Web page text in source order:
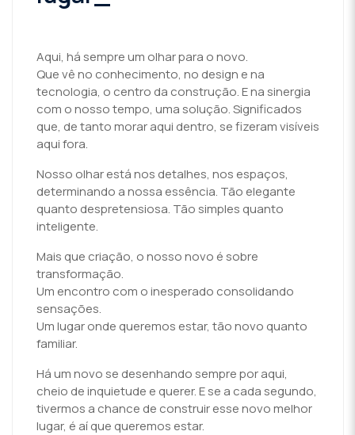
Aqui, há sempre um olhar para o novo.
Que vê no conhecimento, no design e na
tecnologia, o centro da construção. E na sinergia
com o nosso tempo, uma solução. Significados
que, de tanto morar aqui dentro, se fizeram visíveis
aqui fora.
Nosso olhar está nos detalhes, nos espaços,
determinando a nossa essência. Tão elegante
quanto despretensiosa. Tão simples quanto
inteligente.
Mais que criação, o nosso novo é sobre
transformação.
Um encontro com o inesperado consolidando
sensações.
Um lugar onde queremos estar, tão novo quanto
familiar.
Há um novo se desenhando sempre por aqui,
cheio de inquietude e querer. E se a cada segundo,
tivermos a chance de construir esse novo melhor
lugar, é aí que queremos estar.